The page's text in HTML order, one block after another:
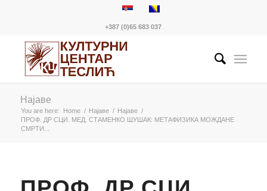
+387 (0)65 683 037
Најаве
You are here: Home / Најаве / Најаве /
ПРОФ. ДР СЦИ. МЕД. СТАМЕНКО ШУШАК: МЕТАФИЗИКА МОЖДАНЕ
СМРТИ...